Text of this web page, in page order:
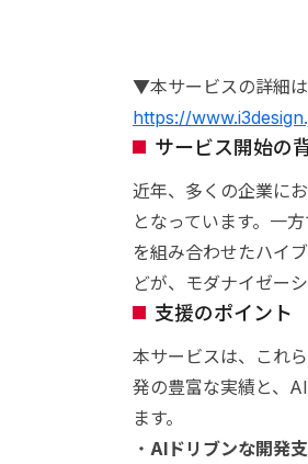
▼本サービスの詳細
https://
サービス開始の
近年、多くの企業に
となっています。一
を組み合わせたハイ
どが、モダナイゼー
支援のポイント
本サービスは、これ
発の豊富な実績と、
ます。
・ AIドリブンな開発